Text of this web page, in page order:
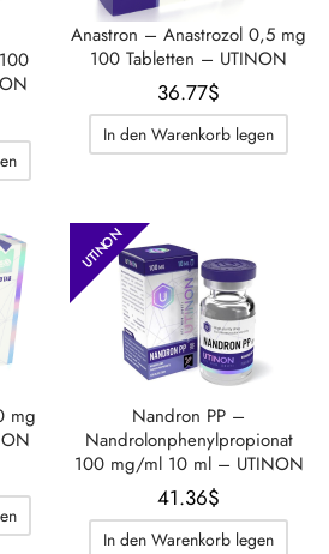
Anastron – Anastrozol 0,5 mg
100 Tabletten – UTINON
36.77$
In den Warenkorb legen
mg
UTINON
Nandron PP –
Nandrolonphenylpropionat
100 mg/ml 10 ml – UTINON
41.36$
In den Warenkorb legen